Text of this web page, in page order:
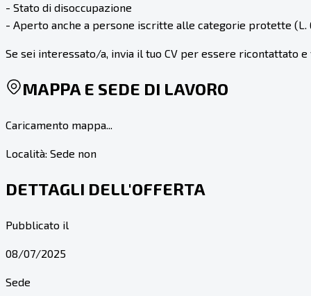
- Stato di disoccupazione
- Aperto anche a persone iscritte alle categorie protette (L.
Se sei interessato/a, invia il tuo CV per essere ricontattato
MAPPA E SEDE DI LAVORO
Caricamento mappa...
Località: Sede non
DETTAGLI DELL'OFFERTA
Pubblicato il
08/07/2025
Sede